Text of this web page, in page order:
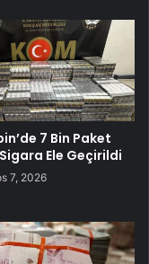
7 Bin Paket
Ele Geçirildi
7, 2026